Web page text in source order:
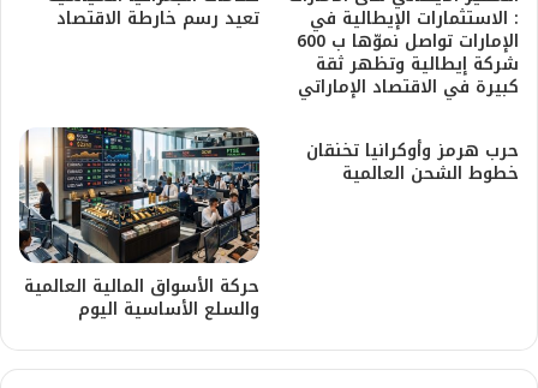
: الاستثمارات الإيطالية في
الإمارات تواصل نموّها ب 600
شركة إيطالية وتظهر ثقة
كبيرة في الاقتصاد الإماراتي
تعيد رسم خارطة الاقتصاد
حرب هرمز وأوكرانيا تخنقان
خطوط الشحن العالمية
حركة الأسواق المالية العالمية
والسلع الأساسية اليوم